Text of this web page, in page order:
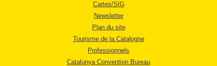
Cartes/SIG
Newsletter
Plan du site
Tourisme de la Catalogne
Professionnels
Catalunya Convention Bureau